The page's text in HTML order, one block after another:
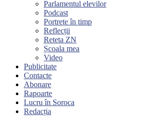
Parlamentul elevilor
Podcast
Portrete în timp
Reflecții
Reteta ZN
Școala mea
Video
Publicitate
Contacte
Abonare
Rapoarte
Lucru în Soroca
Redacția